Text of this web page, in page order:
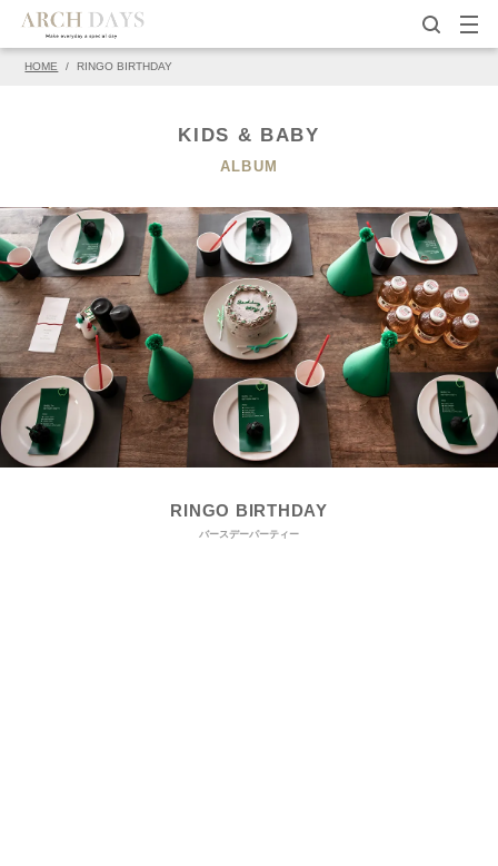
HOME / RINGO BIRTHDAY
KIDS & BABY
ALBUM
RINGO BIRTHDAY
バースデーパーティー
▽この写真の元ページ